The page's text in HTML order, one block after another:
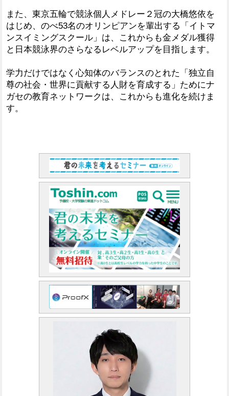
また、東京五輪で競泳個人メドレー２冠の大橋悠依を
はじめ、のべ53名のオリンピアンを輩出する「イトマ
ンスイミングスクール」は、これからも金メダル獲得
と日本競泳界のさらなるレベルアップを目指します。
学力だけではなく心知体のバランスのとれた「独立自
尊の社会・世界に貢献する人財を育成する」ためにナ
ガセの教育ネットワークは、これからも進化を続けま
す。